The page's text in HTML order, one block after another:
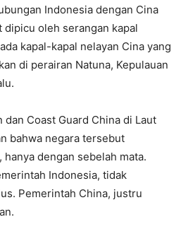
Indonesia dengan Cina
dipicu oleh serangan kapal
kapal-kapal nelayan Cina yang
di perairan Natuna, Kepulauan
dan Coast Guard China di Laut
bahwa negara tersebut
dengan sebelah mata.
Indonesia, tidak
Pemerintah China, justru